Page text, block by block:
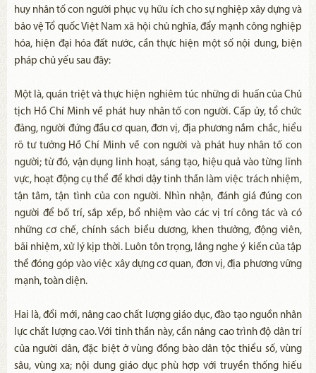
huy nhân tố con người phục vụ hữu ích cho sự nghiệp xây dựng và
bảo vệ Tổ quốc Việt Nam xã hội chủ nghĩa, đẩy mạnh công nghiệp
hóa, hiện đại hóa đất nước, cần thực hiện một số nội dung, biện
pháp chủ yếu sau đây:
Một là, quán triệt và thực hiện nghiêm túc những di huấn của Chủ
tịch Hồ Chí Minh về phát huy nhân tố con người. Cấp ủy, tổ chức
đảng, người đứng đầu cơ quan, đơn vị, địa phương nắm chắc, hiểu
rõ tư tưởng Hồ Chí Minh về con người và phát huy nhân tố con
người; từ đó, vận dụng linh hoạt, sáng tạo, hiệu quả vào từng lĩnh
vực, hoạt động cụ thể để khơi dậy tinh thần làm việc trách nhiệm,
tận tâm, tận tình của con người. Nhìn nhận, đánh giá đúng con
người để bố trí, sắp xếp, bổ nhiệm vào các vị trí công tác và có
những cơ chế, chính sách biểu dương, khen thưởng, động viên,
bãi nhiệm, xử lý kịp thời. Luôn tôn trọng, lắng nghe ý kiến của tập
thể đóng góp vào việc xây dựng cơ quan, đơn vị, địa phương vững
mạnh, toàn diện.
Hai là, đổi mới, nâng cao chất lượng giáo dục, đào tạo nguồn nhân
lực chất lượng cao. Với tinh thần này, cần nâng cao trình độ dân trí
của người dân, đặc biệt ở vùng đồng bào dân tộc thiểu số, vùng
sâu, vùng xa; nội dung giáo dục phù hợp với truyền thống hiếu